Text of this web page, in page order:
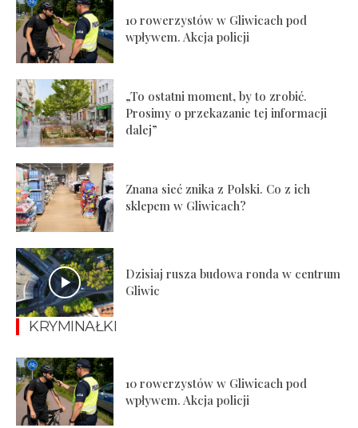
10 rowerzystów w Gliwicach pod
wpływem. Akcja policji
„To ostatni moment, by to zrobić.
Prosimy o przekazanie tej informacji
dalej”
Znana sieć znika z Polski. Co z ich
sklepem w Gliwicach?
Dzisiaj rusza budowa ronda w centrum
Gliwic
KRYMINAŁKI
10 rowerzystów w Gliwicach pod
wpływem. Akcja policji